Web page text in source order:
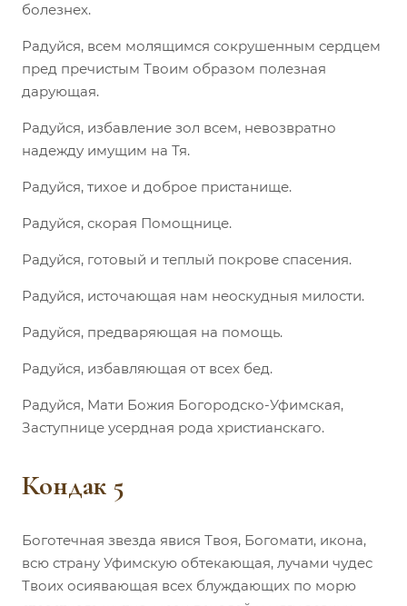
болезнех.
Радуйся, всем молящимся сокрушенным сердцем
пред пречистым Твоим образом полезная
дарующая.
Радуйся, избавление зол всем, невозвратно
надежду имущим на Тя.
Радуйся, тихое и доброе пристанище.
Радуйся, скорая Помощнице.
Радуйся, готовый и теплый покрове спасения.
Радуйся, источающая нам неоскудныя милости.
Радуйся, предваряющая на помощь.
Радуйся, избавляющая от всех бед.
Радуйся, Мати Божия Богородско-Уфимская,
Заступнице усердная рода христианскаго.
Кондак 5
Боготечная звезда явися Твоя, Богомати, икона,
всю страну Уфимскую обтекающая, лучами чудес
Твоих осиявающая всех блуждающих по морю